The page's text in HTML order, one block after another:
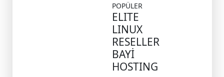
POPÜLER
ELITE
LINUX
RESELLER
BAYİ
HOSTING